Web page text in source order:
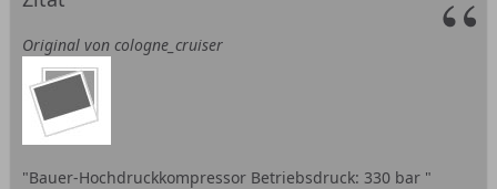
Original von cologne_cruiser
"Bauer-Hochdruckkompressor Betriebsdruck: 330 bar "